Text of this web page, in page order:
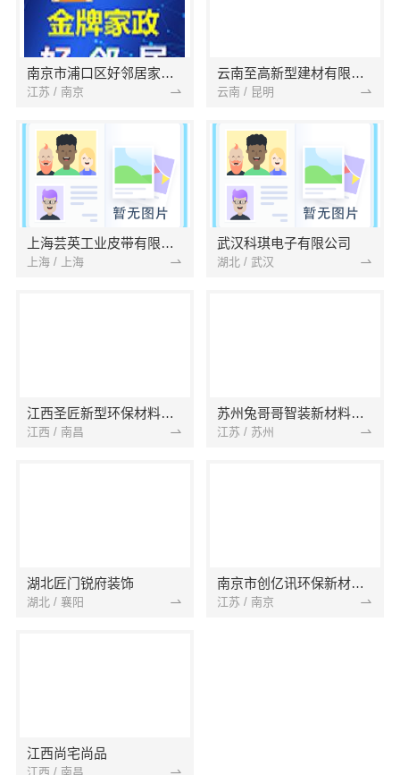
南京市浦口区好邻居家政服务中心
江苏 / 南京
云南至高新型建材有限公司
云南 / 昆明
上海芸英工业皮带有限公司
上海 / 上海
武汉科琪电子有限公司
湖北 / 武汉
江西圣匠新型环保材料有限公司
江西 / 南昌
苏州兔哥哥智装新材料有限公司
江苏 / 苏州
湖北匠门锐府装饰
湖北 / 襄阳
南京市创亿讯环保新材料有限公司
江苏 / 南京
江西尚宅尚品
江西 / 南昌